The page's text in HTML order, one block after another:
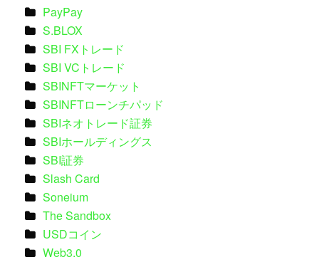
PayPay
S.BLOX
SBI FXトレード
SBI VCトレード
SBINFTマーケット
SBINFTローンチパッド
SBIネオトレード証券
SBIホールディングス
SBI証券
Slash Card
Soneium
The Sandbox
USDコイン
Web3.0